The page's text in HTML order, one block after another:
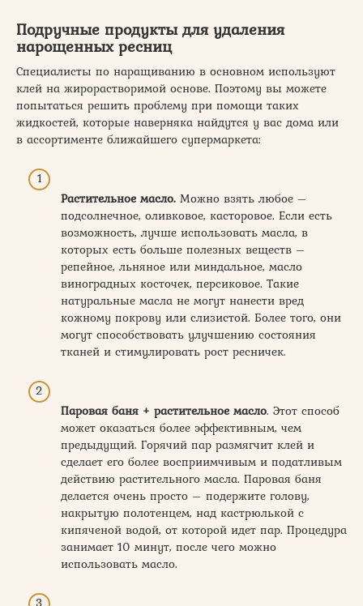
Подручные продукты для удаления
нарощенных ресниц
Специалисты по наращиванию в основном используют
клей на жирорастворимой основе. Поэтому вы можете
попытаться решить проблему при помощи таких
жидкостей, которые наверняка найдутся у вас дома или
в ассортименте ближайшего супермаркета:
Растительное масло. Можно взять любое –
подсолнечное, оливковое, касторовое. Если есть
возможность, лучше использовать масла, в
которых есть больше полезных веществ –
репейное, льняное или миндальное, масло
виноградных косточек, персиковое. Такие
натуральные масла не могут нанести вред
кожному покрову или слизистой. Более того, они
могут способствовать улучшению состояния
тканей и стимулировать рост ресничек.
Паровая баня + растительное масло. Этот способ
может оказаться более эффективным, чем
предыдущий. Горячий пар размягчит клей и
сделает его более восприимчивым и податливым
действию растительного масла. Паровая баня
делается очень просто – подержите голову,
накрытую полотенцем, над кастрюлькой с
кипяченой водой, от которой идет пар. Процедура
занимает 10 минут, после чего можно
использовать масло.